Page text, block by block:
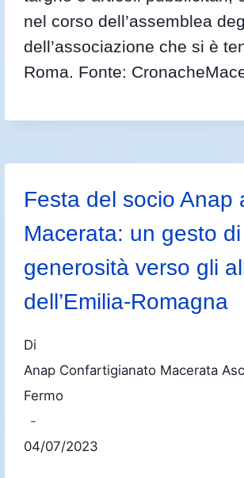
nel corso dell’assemblea
dell’associazione che si è
Roma. Fonte:
Festa del socio Anap
Macerata: un gesto di
generosità verso gli
dell’Emilia-Romagna
Di
Anap Confartigianato Macerata
Fermo
04/07/2023